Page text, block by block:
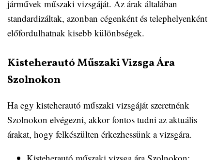
járművek műszaki vizsgáját. Az árak általában
standardizáltak, azonban cégenként és telephelyenként
előfordulhatnak kisebb különbségek.
Kisteherautó Műszaki Vizsga Ára
Szolnokon
Ha egy kisteherautó műszaki vizsgáját szeretnénk
Szolnokon elvégezni, akkor fontos tudni az aktuális
árakat, hogy felkészülten érkezhessünk a vizsgára.